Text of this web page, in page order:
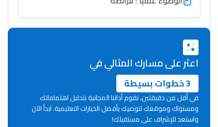
+ de 78 Sujets
+ de 89 Interviews/Vidéos
دليل المهن
ما يزيد عن 149 مهنة
اعثر على مسارك المثالي في
3 خطوات بسيطة
في أقل من دقيقتين، تقوم أداتنا المجانية بتحليل اهتماماتك
ومستواك وموقعك لتوصيك بأفضل الخيارات التعليمية. ابدأ الآن
واستعد للإشراف على مستقبلك!